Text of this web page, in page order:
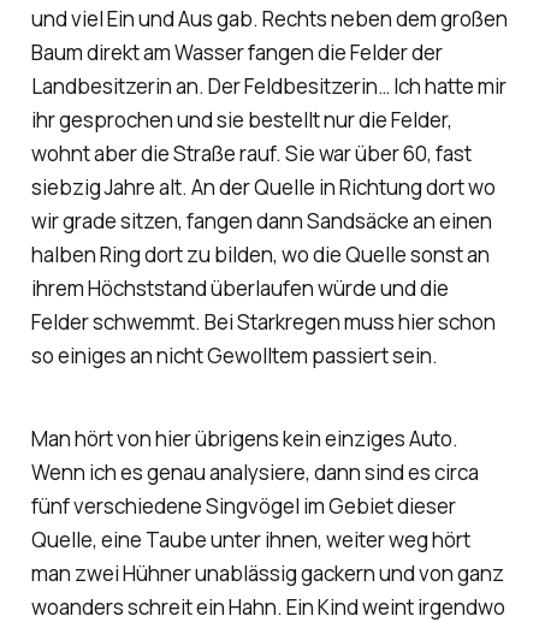
und viel Ein und Aus gab. Rechts neben dem großen
Baum direkt am Wasser fangen die Felder der
Landbesitzerin an. Der Feldbesitzerin… Ich hatte mir
ihr gesprochen und sie bestellt nur die Felder,
wohnt aber die Straße rauf. Sie war über 60, fast
siebzig Jahre alt. An der Quelle in Richtung dort wo
wir grade sitzen, fangen dann Sandsäcke an einen
halben Ring dort zu bilden, wo die Quelle sonst an
ihrem Höchststand überlaufen würde und die
Felder schwemmt. Bei Starkregen muss hier schon
so einiges an nicht Gewolltem passiert sein.
Man hört von hier übrigens kein einziges Auto.
Wenn ich es genau analysiere, dann sind es circa
fünf verschiedene Singvögel im Gebiet dieser
Quelle, eine Taube unter ihnen, weiter weg hört
man zwei Hühner unablässig gackern und von ganz
woanders schreit ein Hahn. Ein Kind weint irgendwo